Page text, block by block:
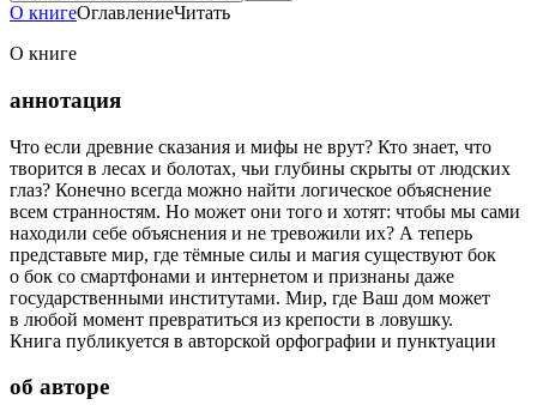
О книгеОглавлениеЧитать
О книге
аннотация
Что если древние сказания и мифы не врут? Кто знает, что
творится в лесах и болотах, чьи глубины скрыты от людских
глаз? Конечно всегда можно найти логическое объяснение
всем странностям. Но может они того и хотят: чтобы мы сами
находили себе объяснения и не тревожили их? А теперь
представьте мир, где тёмные силы и магия существуют бок
о бок со смартфонами и интернетом и признаны даже
государственными институтами. Мир, где Ваш дом может
в любой момент превратиться из крепости в ловушку.
Книга публикуется в авторской орфографии и пунктуации
об авторе